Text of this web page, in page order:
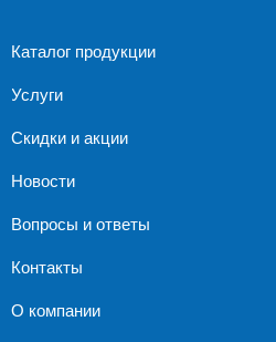
Каталог продукции
Услуги
Скидки и акции
Новости
Вопросы и ответы
Контакты
О компании